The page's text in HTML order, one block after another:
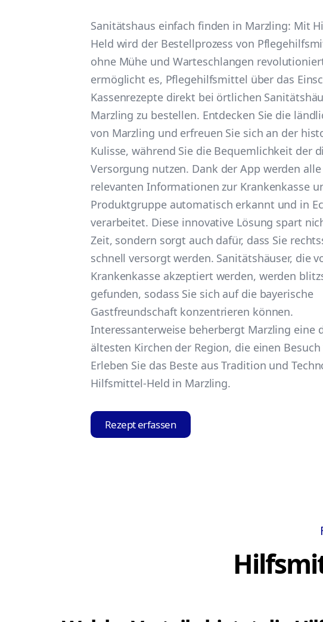
Sanitätshaus einfach finden in Marzling: Mit
Held wird der Bestellprozess von
ohne Mühe und Warteschlangen
ermöglicht es, Pflegehilfsmittel über das
Kassenrezepte direkt bei örtlichen
Marzling zu bestellen. Entdecken Sie die
von Marzling und erfreuen Sie sich an der
Kulisse, während Sie die Bequemlichkeit der
Versorgung nutzen. Dank der App werden alle
relevanten Informationen zur Krankenkasse
Produktgruppe automatisch erkannt und in
verarbeitet. Diese innovative Lösung spart
Zeit, sondern sorgt auch dafür, dass Sie
schnell versorgt werden. Sanitätshäuser, die
Krankenkasse akzeptiert werden, werden
gefunden, sodass Sie sich auf die bayerische
Gastfreundschaft konzentrieren können.
Interessanterweise beherbergt Marzling eine
ältesten Kirchen der Region, die einen
Erleben Sie das Beste aus Tradition und
Hilfsmittel-Held in Marzling.
Rezept erfassen